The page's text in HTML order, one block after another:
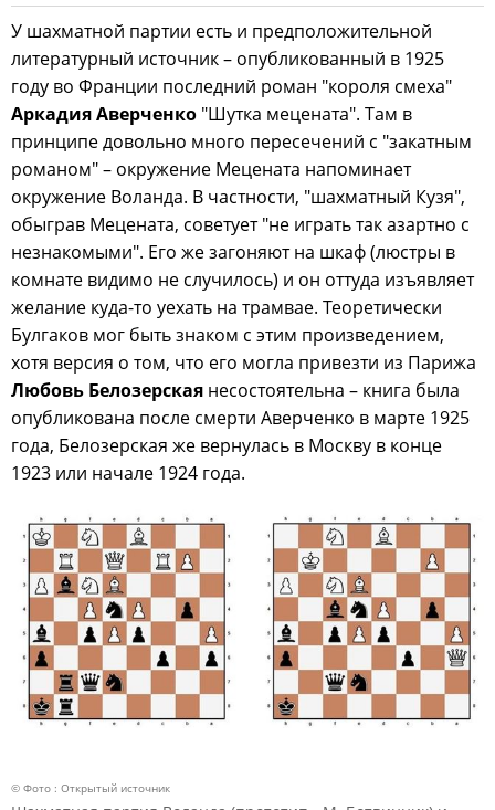
У шахматной партии есть и предположительной
литературный источник – опубликованный в 1925
году во Франции последний роман "короля смеха"
Аркадия Аверченко "Шутка мецената". Там в
принципе довольно много пересечений с "закатным
романом" – окружение Мецената напоминает
окружение Воланда. В частности, "шахматный Кузя",
обыграв Мецената, советует "не играть так азартно с
незнакомыми". Его же загоняют на шкаф (люстры в
комнате видимо не случилось) и он оттуда изъявляет
желание куда-то уехать на трамвае. Теоретически
Булгаков мог быть знаком с этим произведением,
хотя версия о том, что его могла привезти из Парижа
Любовь Белозерская несостоятельна – книга была
опубликована после смерти Аверченко в марте 1925
года, Белозерская же вернулась в Москву в конце
1923 или начале 1924 года.
© Фото : Открытый источник